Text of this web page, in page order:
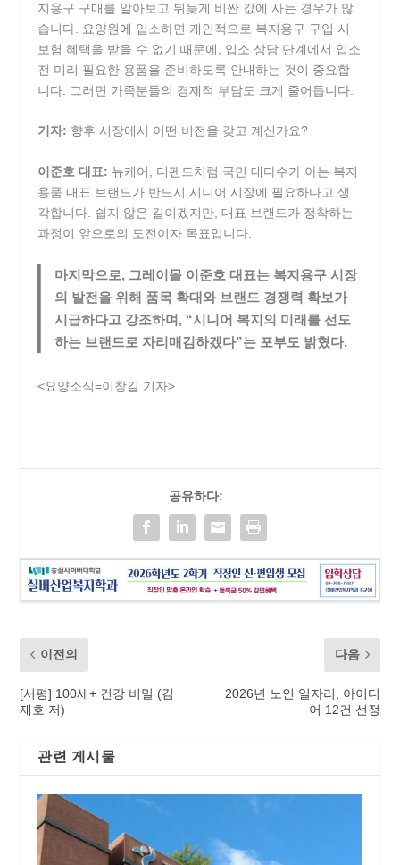
지용구 구매를 알아보고 뒤늦게 비싼 값에 사는 경우가 많
습니다. 요양원에 입소하면 개인적으로 복지용구 구입 시
보험 혜택을 받을 수 없기 때문에, 입소 상담 단계에서 입소
전 미리 필요한 용품을 준비하도록 안내하는 것이 중요합
니다. 그러면 가족분들의 경제적 부담도 크게 줄어듭니다.
기자: 향후 시장에서 어떤 비전을 갖고 계신가요?
이준호 대표: 뉴케어, 디펜드처럼 국민 대다수가 아는 복지
용품 대표 브랜드가 반드시 시니어 시장에 필요하다고 생
각합니다. 쉽지 않은 길이겠지만, 대표 브랜드가 정착하는
과정이 앞으로의 도전이자 목표입니다.
마지막으로, 그레이몰 이준호 대표는 복지용구 시장
의 발전을 위해 품목 확대와 브랜드 경쟁력 확보가
시급하다고 강조하며, “시니어 복지의 미래를 선도
하는 브랜드로 자리매김하겠다”는 포부도 밝혔다.
<요양소식=이창길 기자>
공유하다:
이전의
[서평] 100세+ 건강 비밀 (김
재호 저)
다음
2026년 노인 일자리, 아이디
어 12건 선정
관련 게시물